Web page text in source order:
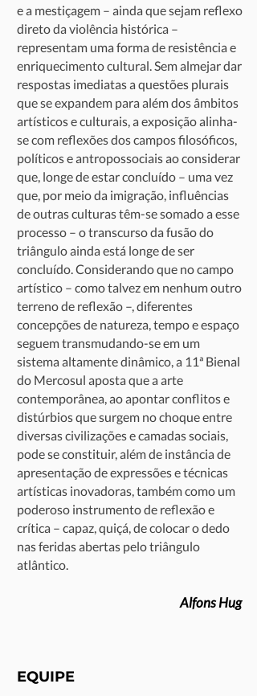
e a mestiçagem – ainda que sejam reflexo
direto da violência histórica –
representam uma forma de resistência e
enriquecimento cultural. Sem almejar dar
respostas imediatas a questões plurais
que se expandem para além dos âmbitos
artísticos e culturais, a exposição alinha-
se com reflexões dos campos filosóficos,
políticos e antropossociais ao considerar
que, longe de estar concluído – uma vez
que, por meio da imigração, influências
de outras culturas têm-se somado a esse
processo – o transcurso da fusão do
triângulo ainda está longe de ser
concluído. Considerando que no campo
artístico – como talvez em nenhum outro
terreno de reflexão –, diferentes
concepções de natureza, tempo e espaço
seguem transmudando-se em um
sistema altamente dinâmico, a 11ª Bienal
do Mercosul aposta que a arte
contemporânea, ao apontar conflitos e
distúrbios que surgem no choque entre
diversas civilizações e camadas sociais,
pode se constituir, além de instância de
apresentação de expressões e técnicas
artísticas inovadoras, também como um
poderoso instrumento de reflexão e
crítica – capaz, quiçá, de colocar o dedo
nas feridas abertas pelo triângulo
atlântico.
Alfons Hug
EQUIPE